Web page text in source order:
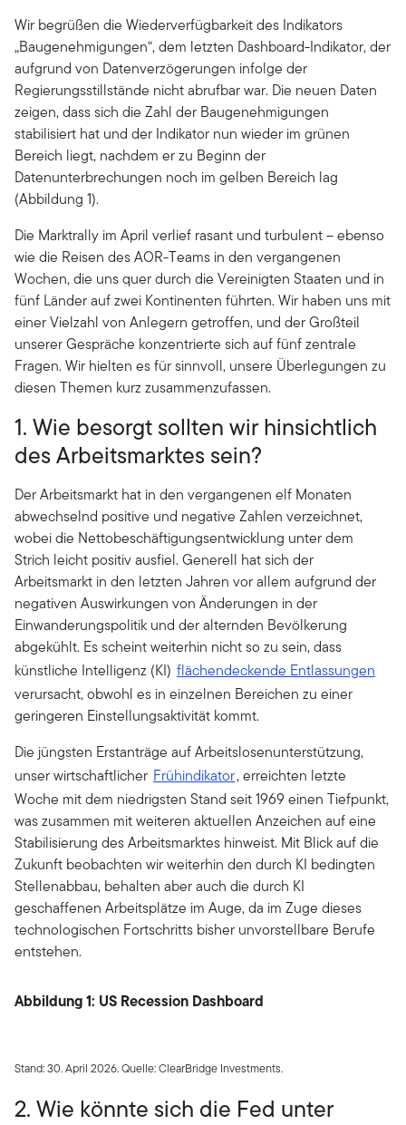
Wir begrüßen die Wiederverfügbarkeit des Indikators
„Baugenehmigungen“, dem letzten Dashboard-Indikator, der
aufgrund von Datenverzögerungen infolge der
Regierungsstillstände nicht abrufbar war. Die neuen Daten
zeigen, dass sich die Zahl der Baugenehmigungen
stabilisiert hat und der Indikator nun wieder im grünen
Bereich liegt, nachdem er zu Beginn der
Datenunterbrechungen noch im gelben Bereich lag
(Abbildung 1).
Die Marktrally im April verlief rasant und turbulent – ebenso
wie die Reisen des AOR-Teams in den vergangenen
Wochen, die uns quer durch die Vereinigten Staaten und in
fünf Länder auf zwei Kontinenten führten. Wir haben uns mit
einer Vielzahl von Anlegern getroffen, und der Großteil
unserer Gespräche konzentrierte sich auf fünf zentrale
Fragen. Wir hielten es für sinnvoll, unsere Überlegungen zu
diesen Themen kurz zusammenzufassen.
1. Wie besorgt sollten wir hinsichtlich
des Arbeitsmarktes sein?
Der Arbeitsmarkt hat in den vergangenen elf Monaten
abwechselnd positive und negative Zahlen verzeichnet,
wobei die Nettobeschäftigungsentwicklung unter dem
Strich leicht positiv ausfiel. Generell hat sich der
Arbeitsmarkt in den letzten Jahren vor allem aufgrund der
negativen Auswirkungen von Änderungen in der
Einwanderungspolitik und der alternden Bevölkerung
abgekühlt. Es scheint weiterhin nicht so zu sein, dass
künstliche Intelligenz (KI) flächendeckende Entlassungen
verursacht, obwohl es in einzelnen Bereichen zu einer
geringeren Einstellungsaktivität kommt.
Die jüngsten Erstanträge auf Arbeitslosenunterstützung,
unser wirtschaftlicher Frühindikator, erreichten letzte
Woche mit dem niedrigsten Stand seit 1969 einen Tiefpunkt,
was zusammen mit weiteren aktuellen Anzeichen auf eine
Stabilisierung des Arbeitsmarktes hinweist. Mit Blick auf die
Zukunft beobachten wir weiterhin den durch KI bedingten
Stellenabbau, behalten aber auch die durch KI
geschaffenen Arbeitsplätze im Auge, da im Zuge dieses
technologischen Fortschritts bisher unvorstellbare Berufe
entstehen.
Abbildung 1: US Recession Dashboard
Stand: 30. April 2026. Quelle: ClearBridge Investments.
2. Wie könnte sich die Fed unter